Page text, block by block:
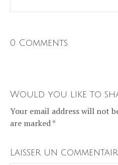
0 Comments
Would you like to
Your email address will not
are marked *
Laisser un